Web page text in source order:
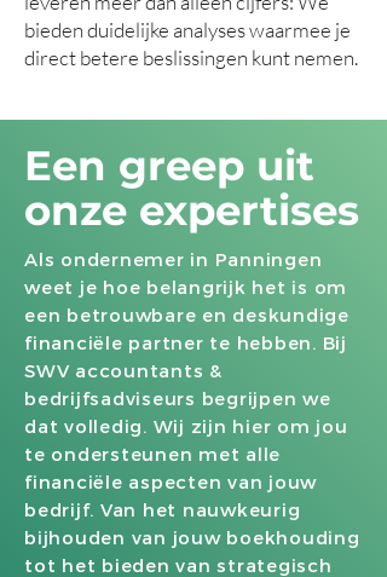
bieden duidelijke analyses waarmee je
direct betere beslissingen kunt nemen.
Een greep uit
onze expertises
Als ondernemer in Panningen
weet je hoe belangrijk het is om
een betrouwbare en deskundige
financiële partner te hebben. Bij
SWV accountants &
bedrijfsadviseurs begrijpen we
dat volledig. Wij zijn hier om jou
te ondersteunen met alle
financiële aspecten van jouw
bedrijf. Van het nauwkeurig
bijhouden van jouw boekhouding
tot het bieden van strategisch